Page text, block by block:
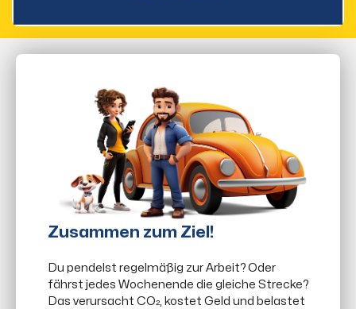
Zusammen zum Ziel!
Du pendelst regelmäßig zur Arbeit? Oder
fährst jedes Wochenende die gleiche Strecke?
Das verursacht CO₂, kostet Geld und belastet